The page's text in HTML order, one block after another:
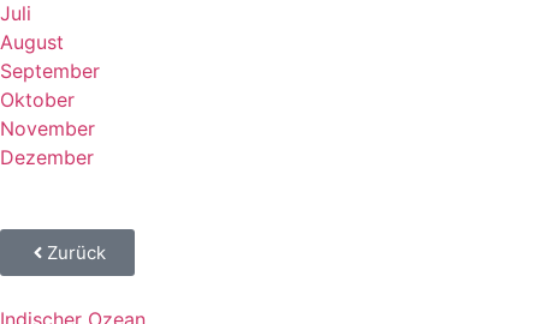
Juli
August
September
Oktober
November
Dezember
Zurück